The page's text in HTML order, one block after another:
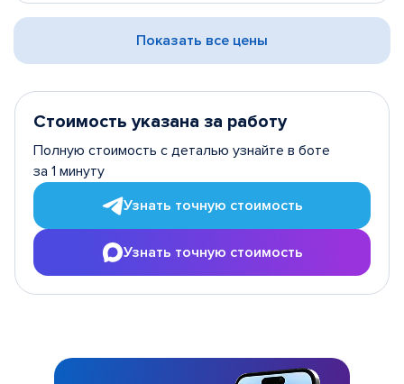
Показать все цены
Стоимость указана за работу
Полную стоимость с деталью узнайте в боте
за 1 минуту
Узнать точную стоимость
Узнать точную стоимость